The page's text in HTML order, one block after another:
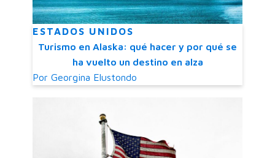
ESTADOS UNIDOS
Turismo en Alaska: qué hacer y por qué se
ha vuelto un destino en alza
Por Georgina Elustondo